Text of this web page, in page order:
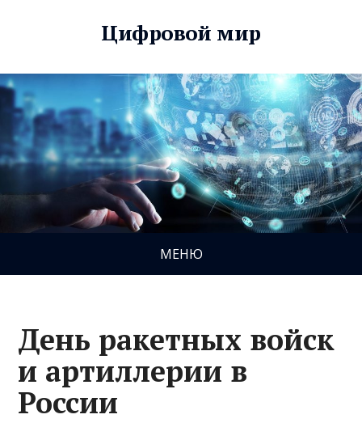
Цифровой мир
МЕНЮ
День ракетных войск
и артиллерии в
России